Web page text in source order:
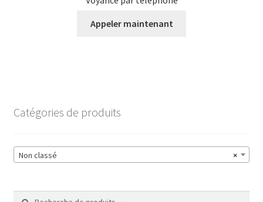
Appeler maintenant
Catégories de produits
×
Non classé